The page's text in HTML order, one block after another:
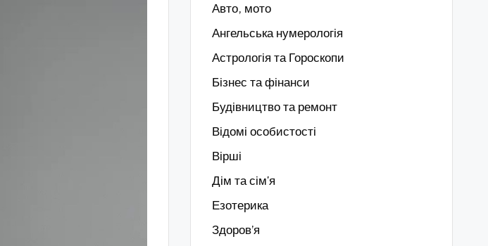
Авто, мото
Ангельська нумерологія
Астрологія та Гороскопи
Бізнес та фінанси
Будівництво та ремонт
Відомі особистості
Вірші
Дім та сім'я
Езотерика
Здоров’я